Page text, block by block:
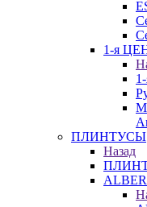
1-я
ПЛИНТУСЫ
Назад